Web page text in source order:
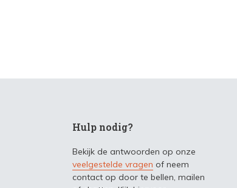
Hulp nodig?
Bekijk de antwoorden op onze
veelgestelde vragen of neem
contact op door te bellen, mailen